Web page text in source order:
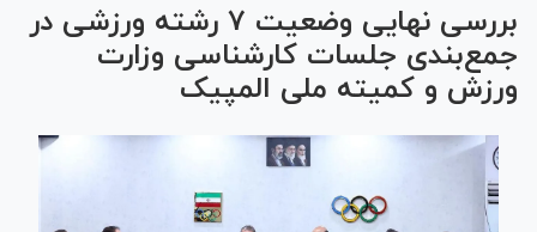
بررسی نهایی وضعیت ۷ رشته ورزشی در
جمع‌بندی جلسات کارشناسی وزارت
ورزش و کمیته ملی المپیک